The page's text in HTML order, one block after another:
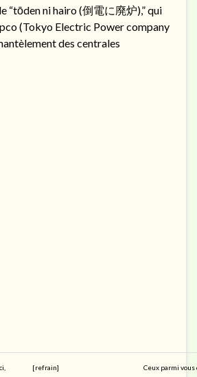
“tōden ni hairo (倒電に廃炉),” qui
(Tokyo Electric Power company
des centrales
[refrain]
Ceux parmi